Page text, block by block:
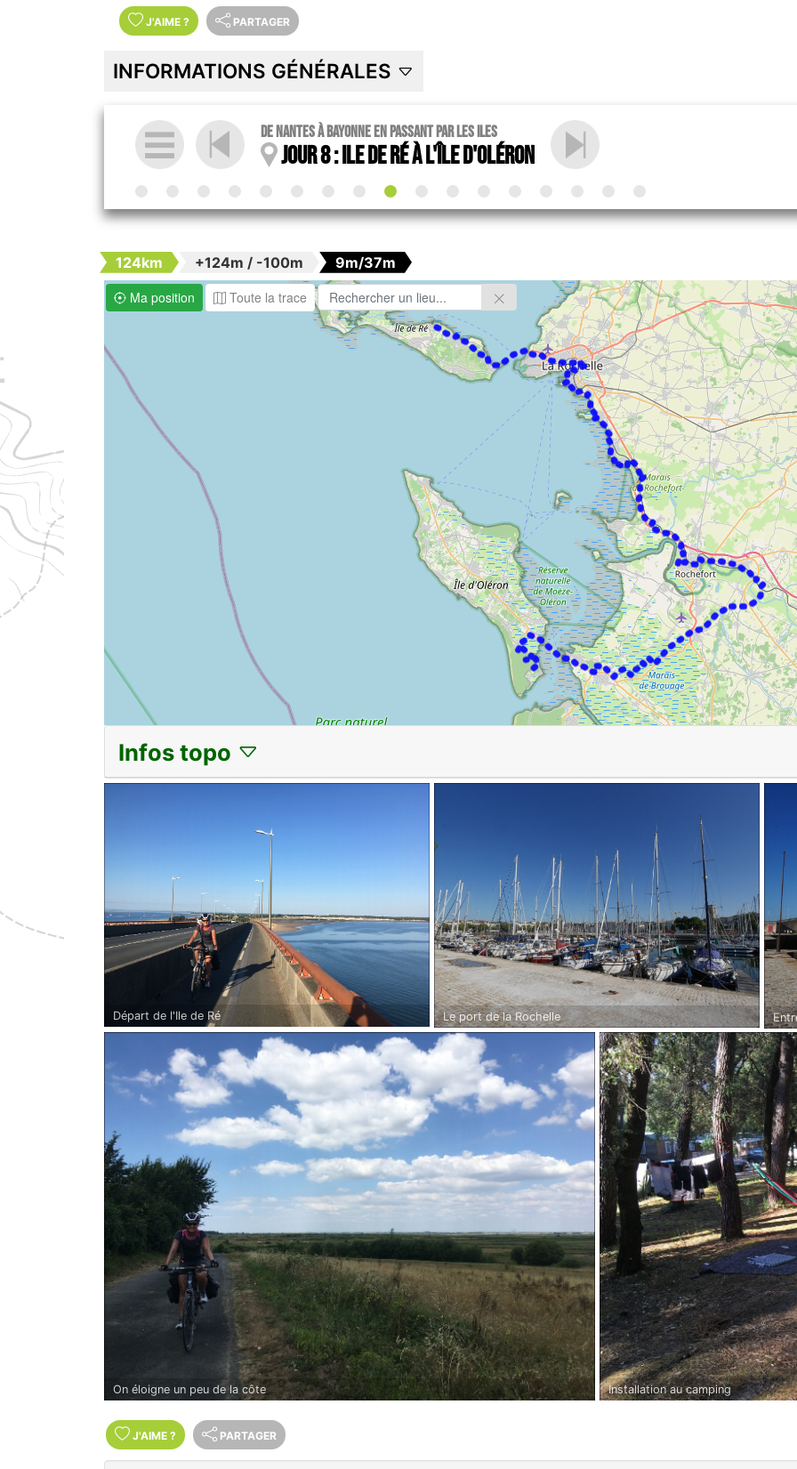
J'AIME ? PARTAGER
INFORMATIONS GÉNÉRALES
De Nantes à Bayonne en passant par les Iles
Jour 8 : Ile de Ré à l'île d'Oléron
124km +124m / -100m
9m/37m
Ma position
Toute la trace
Infos topo
Départ de l'Ile de Ré Le port de la Rochelle
On éloigne un peu de la côte Installation au camping
J'AIME ? PARTAGER